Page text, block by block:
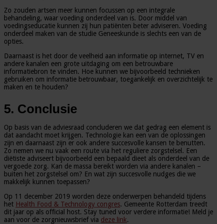
Zo zouden artsen meer kunnen focussen op een integrale
behandeling, waar voeding onderdeel van is. Door middel van
voedingseducatie kunnen zij hun patiënten beter adviseren. Voeding
onderdeel maken van de studie Geneeskunde is slechts een van de
opties.
Daarnaast is het door de veelheid aan informatie op internet, TV en
andere kanalen een grote uitdaging om een betrouwbare
informatiebron te vinden. Hoe kunnen we bijvoorbeeld technieken
gebruiken om informatie betrouwbaar, toegankelijk en overzichtelijk te
maken en te houden?
5. Conclusie
Op basis van de adviesraad concluderen we dat gedrag een element is
dat aandacht moet krijgen. Technologie kan een van de oplossingen
zijn en daarnaast zijn er ook andere succesvolle kansen te benutten.
Zo nemen we nu vaak een route via het reguliere zorgstelsel. Een
diëtiste adviseert bijvoorbeeld een bepaald dieet als onderdeel van de
vergoede zorg. Kan de massa bereikt worden via andere kanalen –
buiten het zorgstelsel om? En wat zijn succesvolle nudges die we
makkelijk kunnen toepassen?
Op 11 december 2019 worden deze onderwerpen behandeld tijdens
het Health Food & Technology congres. Gemeente Rotterdam treedt
dit jaar op als official host. Stay tuned voor verdere informatie! Meld je
aan voor de zorgnieuwsbrief via deze link.